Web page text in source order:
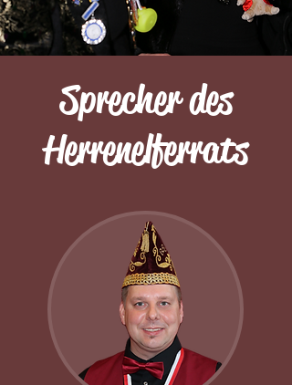
Sprecher des
Herrenelferrats